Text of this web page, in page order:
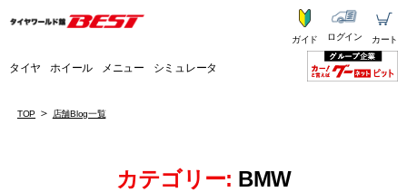
タイヤ ホイール メニュー シミュレータ
ガイド ログイン カート
TOP 店舗Blog一覧
カテゴリー: BMW